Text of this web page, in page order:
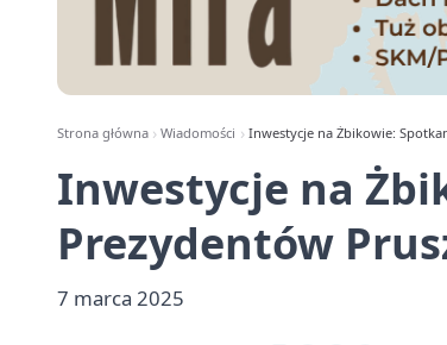
Strona główna Wiadomości Inwestycje na Żbikowie:
Inwestycje na
Prezydentów
7 marca 2025